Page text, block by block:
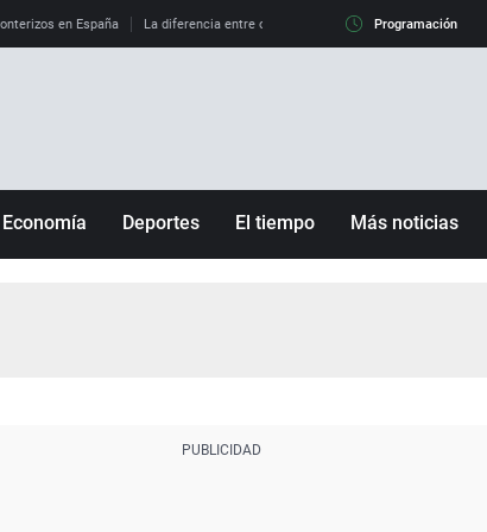
en España La diferencia entre observar el eclipse al 99% y al 100%
Programación
Economía Deportes El tiempo Más noticias